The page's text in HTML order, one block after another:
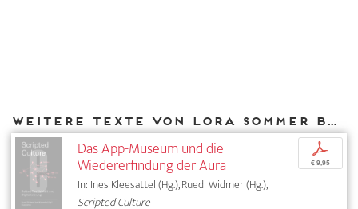
Weitere Texte von Lora Sommer bei DIAPHANES
Das App-Museum und die
Wiedererfindung der Aura
In: Ines Kleesattel (Hg.), Ruedi Widmer (Hg.),
Scripted Culture
p
€ 9,95